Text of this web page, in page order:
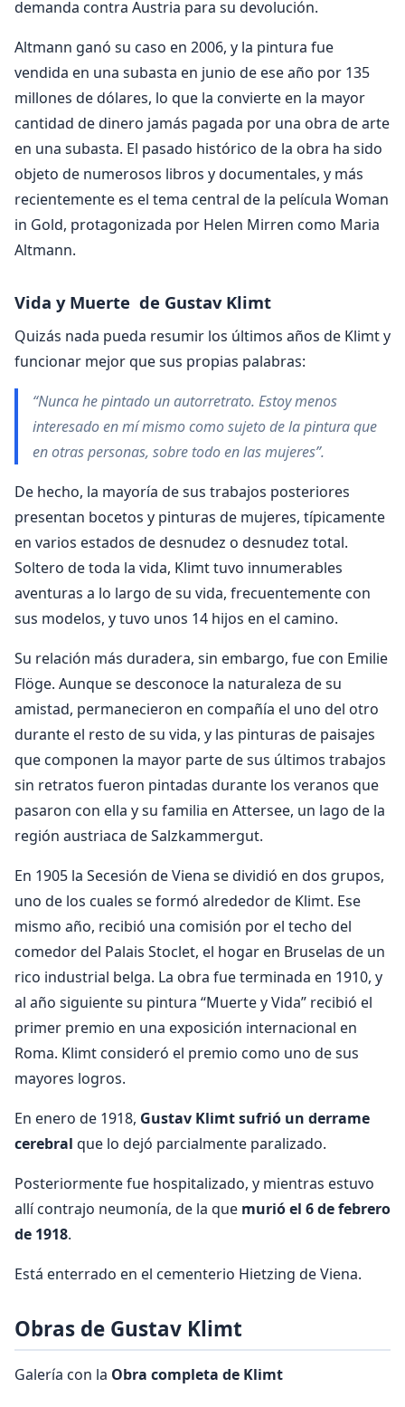
demanda contra Austria para su devolución.
Altmann ganó su caso en 2006, y la pintura fue
vendida en una subasta en junio de ese año por 135
millones de dólares, lo que la convierte en la mayor
cantidad de dinero jamás pagada por una obra de arte
en una subasta. El pasado histórico de la obra ha sido
objeto de numerosos libros y documentales, y más
recientemente es el tema central de la película Woman
in Gold, protagonizada por Helen Mirren como Maria
Altmann.
Vida y Muerte de Gustav Klimt
Quizás nada pueda resumir los últimos años de Klimt y
funcionar mejor que sus propias palabras:
“Nunca he pintado un autorretrato. Estoy menos
interesado en mí mismo como sujeto de la pintura que
en otras personas, sobre todo en las mujeres”.
De hecho, la mayoría de sus trabajos posteriores
presentan bocetos y pinturas de mujeres, típicamente
en varios estados de desnudez o desnudez total.
Soltero de toda la vida, Klimt tuvo innumerables
aventuras a lo largo de su vida, frecuentemente con
sus modelos, y tuvo unos 14 hijos en el camino.
Su relación más duradera, sin embargo, fue con Emilie
Flöge. Aunque se desconoce la naturaleza de su
amistad, permanecieron en compañía el uno del otro
durante el resto de su vida, y las pinturas de paisajes
que componen la mayor parte de sus últimos trabajos
sin retratos fueron pintadas durante los veranos que
pasaron con ella y su familia en Attersee, un lago de la
región austriaca de Salzkammergut.
En 1905 la Secesión de Viena se dividió en dos grupos,
uno de los cuales se formó alrededor de Klimt. Ese
mismo año, recibió una comisión por el techo del
comedor del Palais Stoclet, el hogar en Bruselas de un
rico industrial belga. La obra fue terminada en 1910, y
al año siguiente su pintura “Muerte y Vida” recibió el
primer premio en una exposición internacional en
Roma. Klimt consideró el premio como uno de sus
mayores logros.
En enero de 1918, Gustav Klimt sufrió un derrame
cerebral que lo dejó parcialmente paralizado.
Posteriormente fue hospitalizado, y mientras estuvo
allí contrajo neumonía, de la que murió el 6 de febrero
de 1918.
Está enterrado en el cementerio Hietzing de Viena.
Obras de Gustav Klimt
Galería con la Obra completa de Klimt